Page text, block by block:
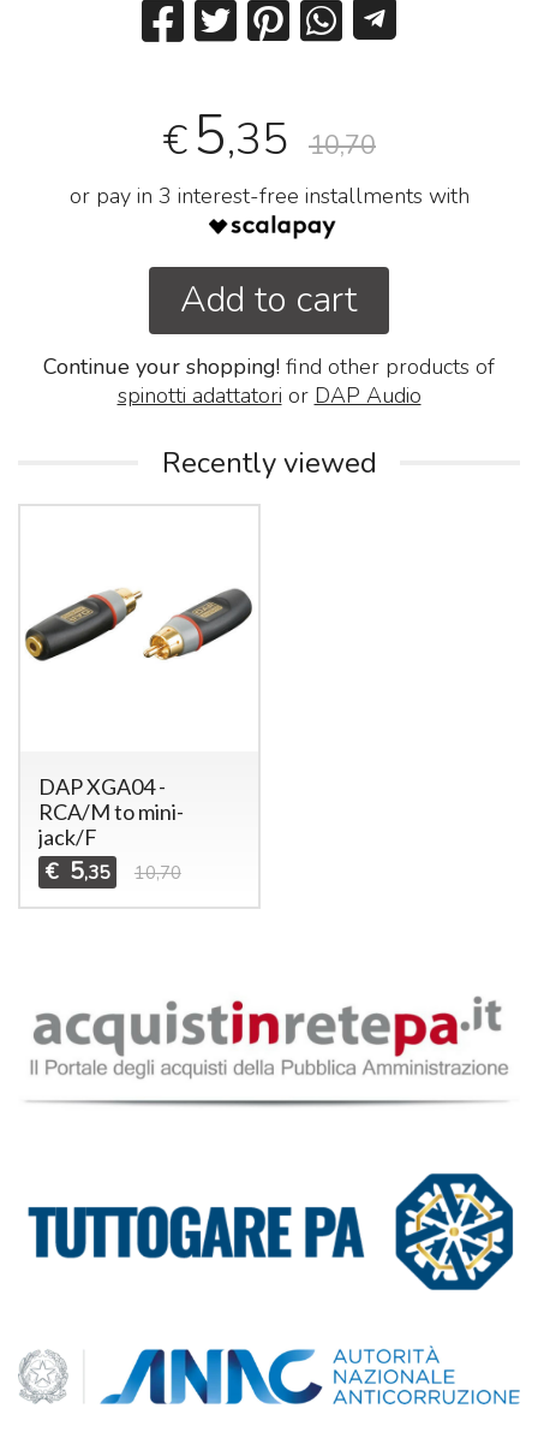
€5,35 10,70
or pay in 3 interest-free installments with
Add to cart
Continue your shopping! find other products of
spinotti adattatori or DAP Audio
Recently viewed
DAP XGA04 -
RCA/M to mini-
jack/F
€ 5,35 10,70